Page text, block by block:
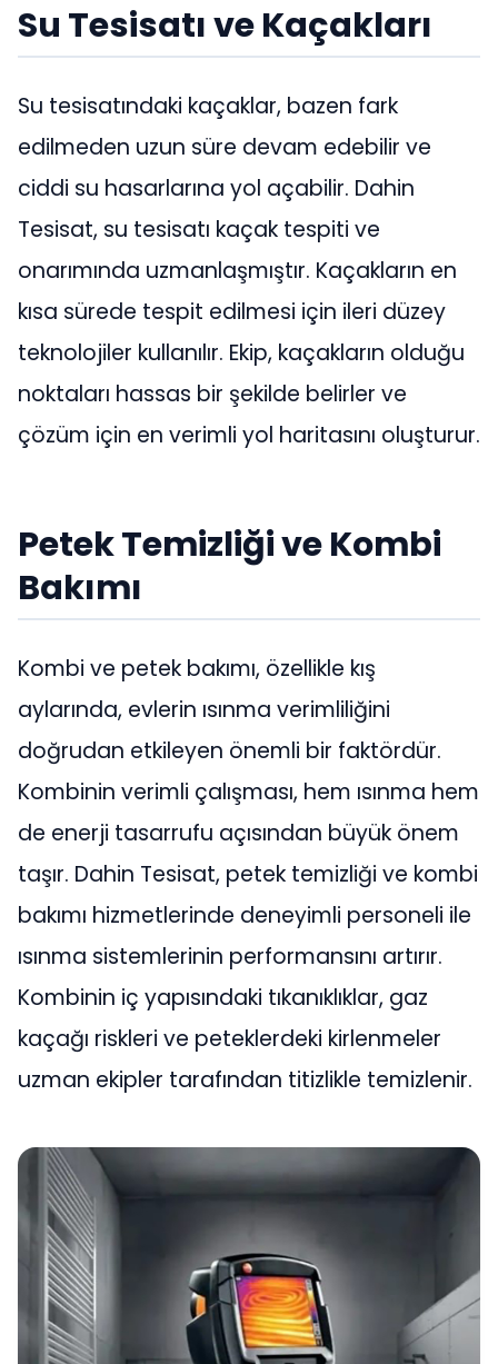
Su Tesisatı ve Kaçakları
Su tesisatındaki kaçaklar, bazen fark
edilmeden uzun süre devam edebilir ve
ciddi su hasarlarına yol açabilir. Dahin
Tesisat, su tesisatı kaçak tespiti ve
onarımında uzmanlaşmıştır. Kaçakların en
kısa sürede tespit edilmesi için ileri düzey
teknolojiler kullanılır. Ekip, kaçakların olduğu
noktaları hassas bir şekilde belirler ve
çözüm için en verimli yol haritasını oluşturur.
Petek Temizliği ve Kombi
Bakımı
Kombi ve petek bakımı, özellikle kış
aylarında, evlerin ısınma verimliliğini
doğrudan etkileyen önemli bir faktördür.
Kombinin verimli çalışması, hem ısınma hem
de enerji tasarrufu açısından büyük önem
taşır. Dahin Tesisat, petek temizliği ve kombi
bakımı hizmetlerinde deneyimli personeli ile
ısınma sistemlerinin performansını artırır.
Kombinin iç yapısındaki tıkanıklıklar, gaz
kaçağı riskleri ve peteklerdeki kirlenmeler
uzman ekipler tarafından titizlikle temizlenir.